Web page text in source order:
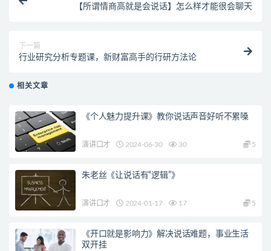
【所谓情商高就是会说话】怎么样才能很会聊天
下一篇
行业研究分析专题课，新财富高手的行研方法论
相关文章
《个人魅力提升课》教你说话声音好听不累嗓
演讲口才 2024-06-30 30 5
朱老丝《让说话有“逻辑”》
演讲口才 2024-01-17 17 5
《开口就是影响力》解决说话难题，事业生活
双开挂